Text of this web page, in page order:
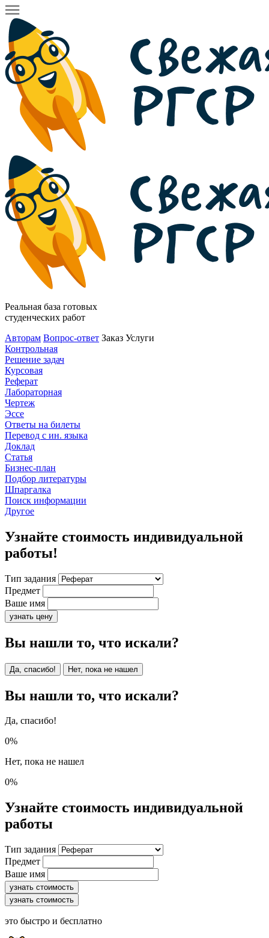
Реальная база готовых
студенческих работ
Авторам Вопрос-ответ Заказ Услуги
Контрольная
Решение задач
Курсовая
Реферат
Лабораторная
Чертеж
Эссе
Ответы на билеты
Перевод с ин. языка
Доклад
Статья
Бизнес-план
Подбор литературы
Шпаргалка
Поиск информации
Другое
Узнайте стоимость индивидуальной
работы!
Тип задания
Предмет
Ваше имя
узнать цену
Вы нашли то, что искали?
Да, спасибо! Нет, пока не нашел
Вы нашли то, что искали?
Да, спасибо!
0%
Нет, пока не нашел
0%
Узнайте стоимость индивидуальной
работы
Тип задания
Предмет
Ваше имя
узнать стоимость
узнать стоимость
это быстро и бесплатно